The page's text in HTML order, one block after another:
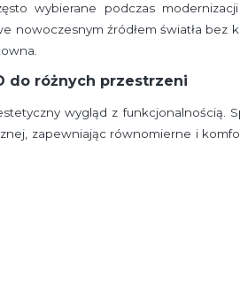
wybierane podczas
nowoczesnym źródłem światła
do różnych przestrzeni
wygląd z
zapewniając równomierne i